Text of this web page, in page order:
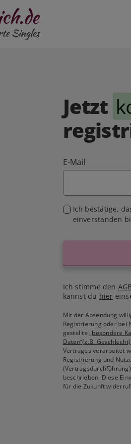
Jetzt
E-Mail
Ich bestätige,
einverstanden
Ich stimme den AGB
kannst du hier
Mit der Absendung
Registrierung oder bei
gestellte„besondere
Daten“(z.B. Geschlecht)
Vertrages verarbeitet
Registrierung und
beschrieben. Diese
für die Zukunft